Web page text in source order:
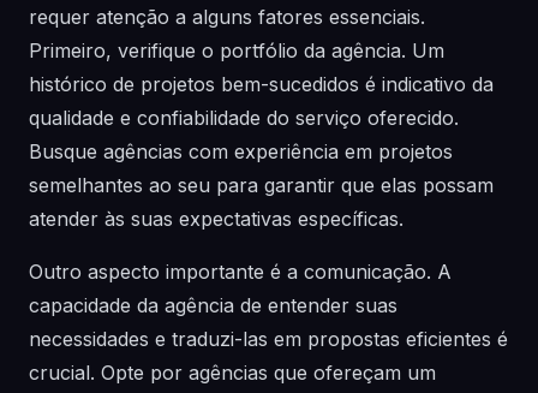
requer atenção a alguns fatores essenciais.
Primeiro, verifique o portfólio da agência. Um
histórico de projetos bem-sucedidos é indicativo da
qualidade e confiabilidade do serviço oferecido.
Busque agências com experiência em projetos
semelhantes ao seu para garantir que elas possam
atender às suas expectativas específicas.
Outro aspecto importante é a comunicação. A
capacidade da agência de entender suas
necessidades e traduzi-las em propostas eficientes é
crucial. Opte por agências que ofereçam um